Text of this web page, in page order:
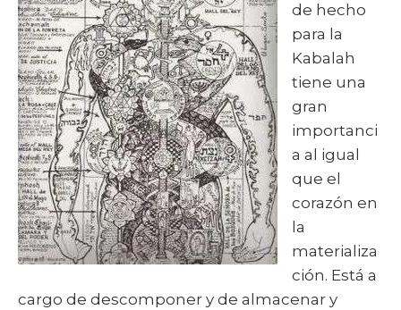
de hecho
para la
Kabalah
tiene una
gran
importanci
a al igual
que el
corazón en
la
materializa
ción. Está a
cargo de descomponer y de almacenar y